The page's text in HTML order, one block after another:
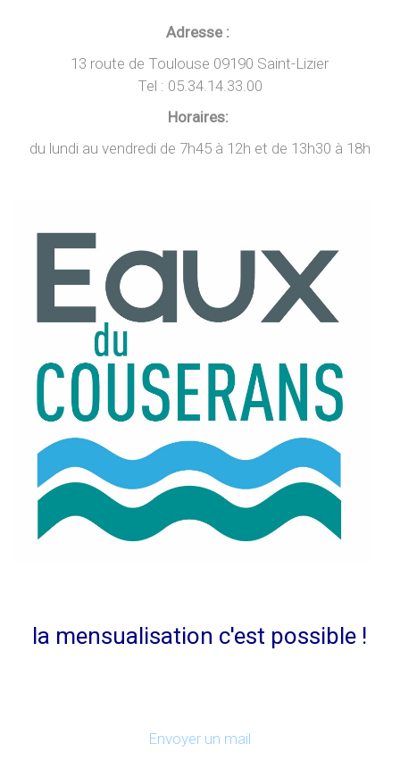
Adresse :
13 route de Toulouse 09190 Saint-Lizier
Tel : 05.34.14.33.00
Horaires:
du lundi au vendredi de 7h45 à 12h et de 13h30 à 18h
la mensualisation c'est possible !
Envoyer un mail